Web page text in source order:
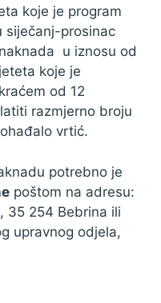
koje je program
siječanj-prosinac
u iznosu od
koje je
od 12
razmjerno broju
vrtić.
potrebno je
poštom na adresu:
35 254 Bebrina ili
upravnog odjela,